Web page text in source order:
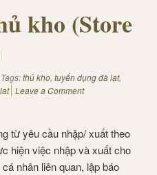
kho (Store
Tags:thủ kho, tuyển dụng đà lạt,
Leave a Comment
từ yêu cầu nhập/ xuất theo
hiện việc nhập và xuất cho
nhân liên quan, lập báo